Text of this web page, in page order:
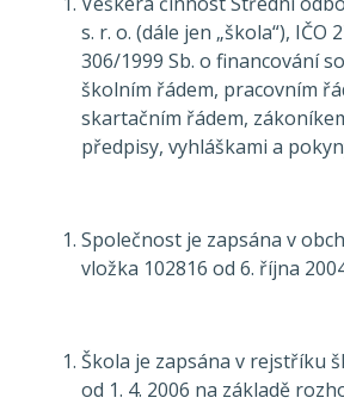
s. r. o. (dále jen „škola“),
306/1999 Sb. o financování
školním řádem, pracovním
skartačním řádem,
předpisy, vyhláškami a
Společnost je zapsána v
vložka 102816 od 6. října
Škola je zapsána v rejstříku
od 1. 4. 2006 na základě